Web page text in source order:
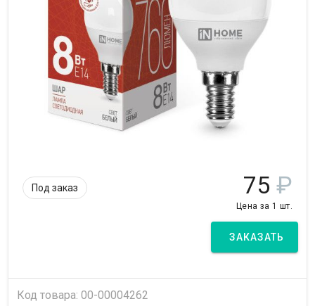
Под заказ 75 ₽
Цена за 1 шт.
ЗАКАЗАТЬ
Код товара: 00-00004262